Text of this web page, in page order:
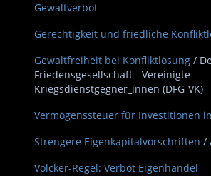
Gewaltverbot
Gerechtigkeit und friedliche
Gewaltfreiheit bei Konfliktlösung /
Friedensgesellschaft - Vereinigte
Kriegsdienstgegner_innen (DFG-VK)
Vermögenssteuer für Investitionen
Strengere Eigenkapitalvorschriften /
Volcker-Regel: Verbot Eigenhandel